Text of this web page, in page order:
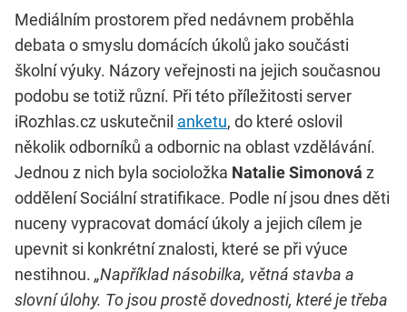
Mediálním prostorem před nedávnem proběhla
debata o smyslu domácích úkolů jako součásti
školní výuky. Názory veřejnosti na jejich současnou
podobu se totiž různí. Při této příležitosti server
iRozhlas.cz uskutečnil anketu, do které oslovil
několik odborníků a odbornic na oblast vzdělávání.
Jednou z nich byla socioložka Natalie Simonová z
oddělení Sociální stratifikace. Podle níjsou dnes děti
nuceny vypracovat domácí úkoly a jejich cílem je
upevnit si konkrétní znalosti, které se při výuce
nestihnou. „Například násobilka, větná stavba a
slovní úlohy. To jsou prostě dovednosti, které je třeba